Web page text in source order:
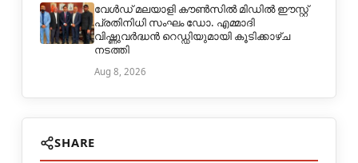
വേൾഡ് മലയാളി കൗൺസിൽ മിഡിൽ ഈസ്റ്റ്
പ്രതിനിധി സംഘം ഡോ. എമ്മാദി
വിഷ്ണുവർദ്ധൻ റെഡ്ഡിയുമായി കൂടിക്കാഴ്ച
നടത്തി
Aug 8, 2026
SHARE